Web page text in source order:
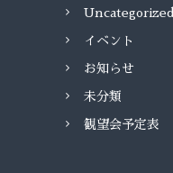
Uncategorized
イベント
お知らせ
未分類
観望会予定表